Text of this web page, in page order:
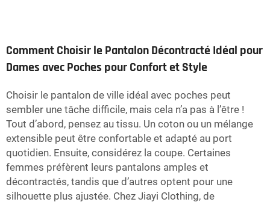
Comment Choisir le Pantalon Décontracté Idéal pour
Dames avec Poches pour Confort et Style
Choisir le pantalon de ville idéal avec poches peut
sembler une tâche difficile, mais cela n’a pas à l’être !
Tout d’abord, pensez au tissu. Un coton ou un mélange
extensible peut être confortable et adapté au port
quotidien. Ensuite, considérez la coupe. Certaines
femmes préfèrent leurs pantalons amples et
décontractés, tandis que d’autres optent pour une
silhouette plus ajustée. Chez Jiayi Clothing, de